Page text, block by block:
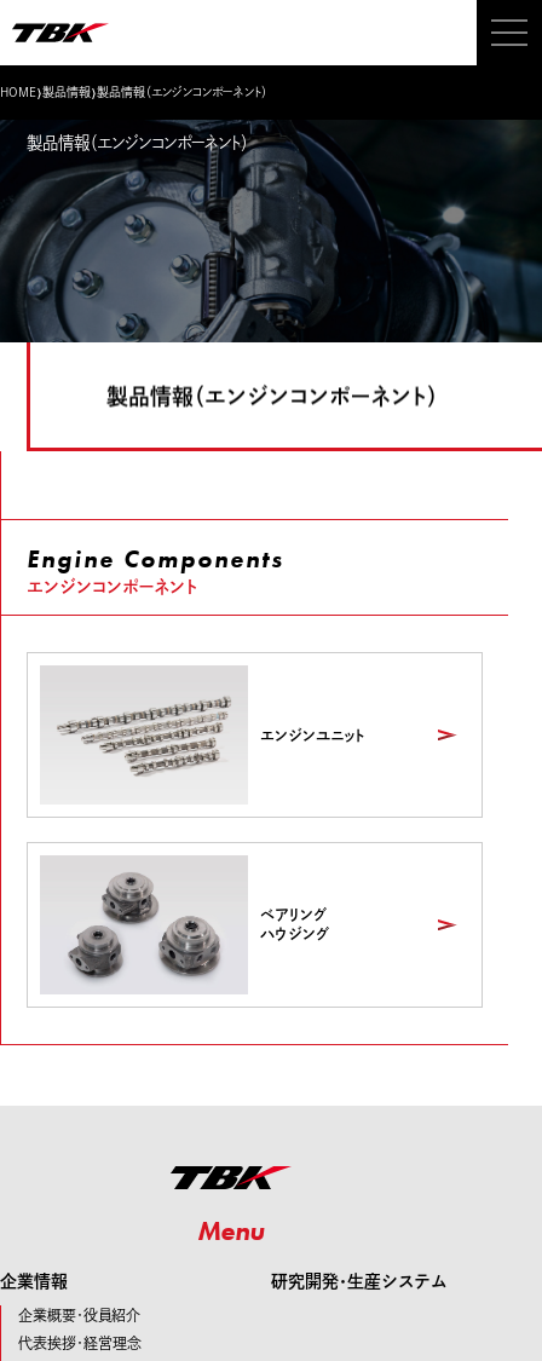
HOME›製品情報›製品情報（エンジンコンポーネント）
製品情報（エンジンコンポーネント）
製品情報（エンジンコンポーネント）
Engine Components
エンジンコンポーネント
エンジンユニット
ベアリング
ハウジング
Menu
企業情報
企業概要・役員紹介
代表挨拶・経営理念
研究開発･生産システム